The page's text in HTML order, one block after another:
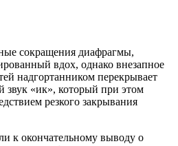
сокращения диафрагмы,
вдох, однако внезапное
надгортанником перекрывает
звук «ик», который при этом
резкого закрывания
к окончательному выводу о